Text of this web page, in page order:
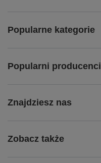
Popularne kategorie
Popularni producenci
Znajdziesz nas
Zobacz także